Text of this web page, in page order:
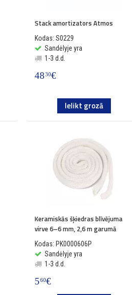
Stack amortizators Atmos
Kodas: S0229
Sandėlyje yra
1-3 d.d.
4830€
Ielikt grozā
Keramiskās šķiedras blīvējuma
virve 6–6 mm, 2,6 m garumā
Kodas: PK0000606P
Sandėlyje yra
1-3 d.d.
560€